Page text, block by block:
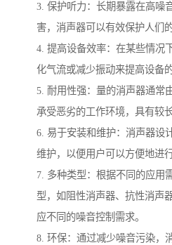
3. 保护听力：长期暴露在高噪
害，消声器可以有效保护人们
4. 提高设备效率：在某些情况
化气流或减少振动来提高设备
5. 耐用性强：量的消声器通常
承受恶劣的工作环境，具有较
6. 易于安装和维护：消声器设
维护，以便用户可以方便地进
7. 多种类型：根据不同的应用
型，如阻性消声器、抗性消声
应不同的噪音控制需求。
8. 环保：通过减少噪音污染，